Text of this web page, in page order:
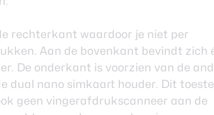
rechterkant waardoor je niet per
Aan de bovenkant bevindt zich
De onderkant is voorzien van de
dual nano simkaart houder. Dit
geen vingerafdrukscanneer aan de